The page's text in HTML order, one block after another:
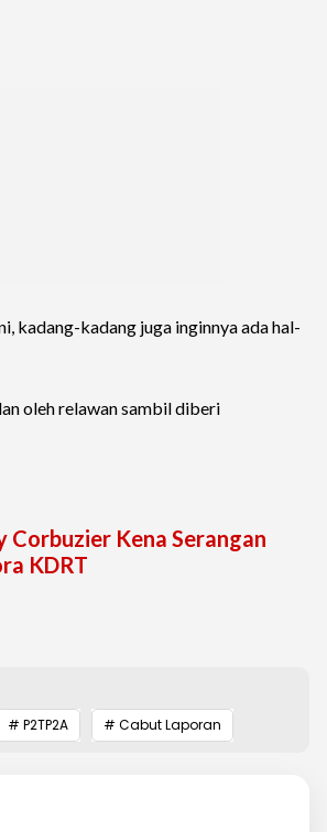
kadang-kadang juga inginnya ada hal-
oleh relawan sambil diberi
Kena Serangan
KDRT
# P2TP2A # Cabut Laporan